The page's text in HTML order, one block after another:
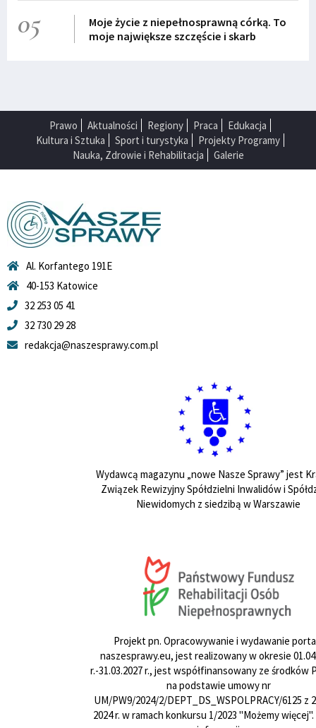
05
Moje życie z niepełnosprawną córką. To
moje największe szczęście i skarb
Prawo Aktualności Regiony Praca
Edukacja
Kultura i Sztuka
Sport i turystyka
Projekty Programy
Nauka, Zdrowie i Rehabilitacja
Galerie
Al. Korfantego 191E
40-153 Katowice
32 253 05 41
32 730 29 28
redakcja@naszesprawy.com.pl
Wydawcą magazynu „nowe Nasze Sprawy” jest
Związek Rewizyjny Spółdzielni Inwalidów i
Niewidomych z siedzibą w Warszawie
Projekt pn. Opracowywanie i wydawanie
naszesprawy.eu, jest realizowany w okresie
r.-31.03.2027 r., jest współfinansowany ze środków
na podstawie umowy nr
UM/PW9/2024/2/DEPT_DS_WSPOLPRACY/6125 z
2024 r. w ramach konkursu 1/2023 "Możemy więcej".